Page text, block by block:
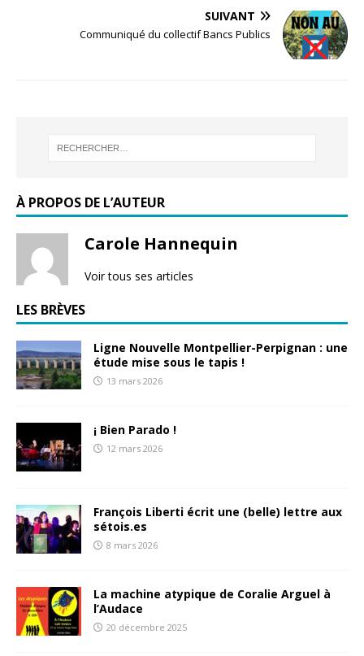
SUIVANT
Communiqué du collectif Bancs Publics
À PROPOS DE L’AUTEUR
Carole Hannequin
Voir tous ses articles
LES BRÈVES
Ligne Nouvelle Montpellier-Perpignan : une
étude mise sous le tapis !
13 mars 2026
¡ Bien Parado !
12 mars 2026
François Liberti écrit une (belle) lettre aux
sétois.es
8 mars 2026
La machine atypique de Coralie Arguel à
l’Audace
20 décembre 2025